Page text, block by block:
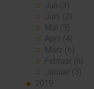
Juli (3)
Juni (2)
Mai (3)
April (4)
März (6)
Februar (6)
Januar (3)
2019